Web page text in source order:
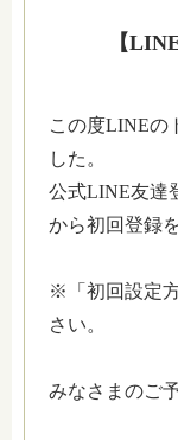
【
この度LINEの
した。
公式LINE友達
から初回登録
※「初回設定
さい。
みなさまのご